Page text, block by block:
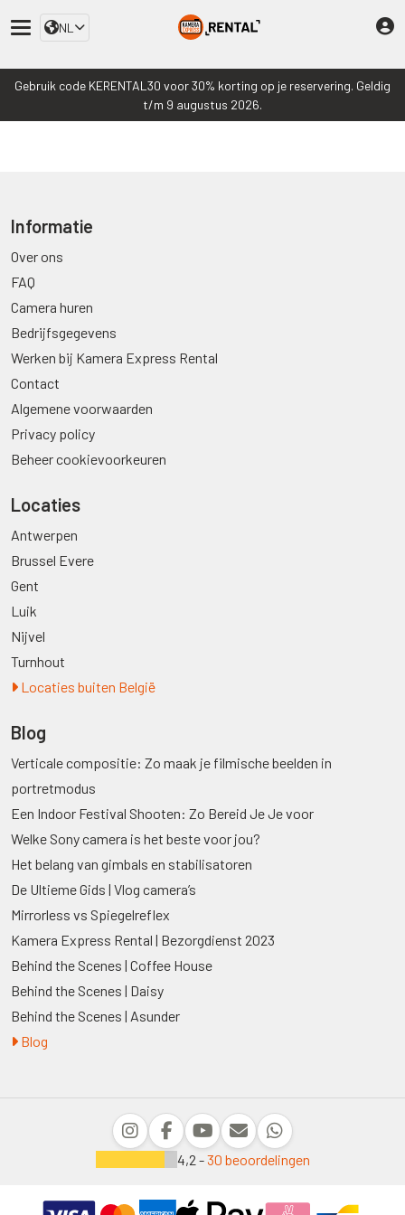
NL
Gebruik code KERENTAL30 voor 30% korting op je reservering. Geldig
t/m 9 augustus 2026.
Informatie
Over ons
FAQ
Camera huren
Bedrijfsgegevens
Werken bij Kamera Express Rental
Contact
Algemene voorwaarden
Privacy policy
Beheer cookievoorkeuren
Locaties
Antwerpen
Brussel Evere
Gent
Luik
Nijvel
Turnhout
Locaties buiten België
Blog
Verticale compositie: Zo maak je filmische beelden in
portretmodus
Een Indoor Festival Shooten: Zo Bereid Je Je voor
Welke Sony camera is het beste voor jou?
Het belang van gimbals en stabilisatoren
De Ultieme Gids | Vlog camera’s
Mirrorless vs Spiegelreflex
Kamera Express Rental | Bezorgdienst 2023
Behind the Scenes | Coffee House
Behind the Scenes | Daisy
Behind the Scenes | Asunder
Blog
4,2 -30 beoordelingen